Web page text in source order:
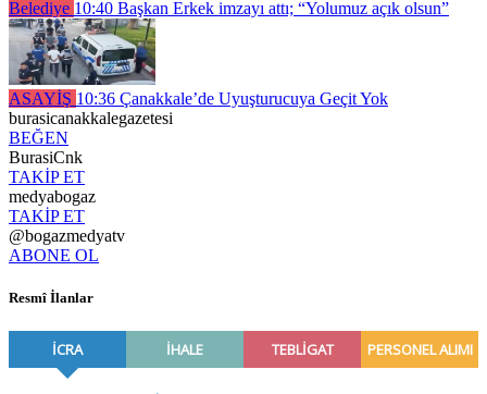
Belediye 10:40 Başkan Erkek imzayı attı; “Yolumuz açık olsun”
ASAYİŞ 10:36 Çanakkale’de Uyuşturucuya Geçit Yok
burasicanakkalegazetesi
BEĞEN
BurasiCnk
TAKİP ET
medyabogaz
TAKİP ET
@bogazmedyatv
ABONE OL
Resmî İlanlar